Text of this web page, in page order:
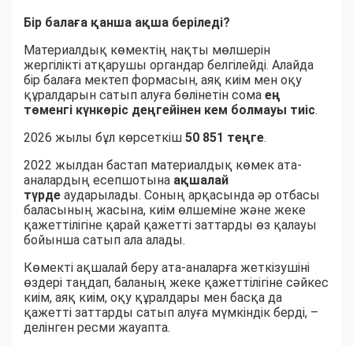
Бір балаға қанша ақша беріледі?
Материалдық көмектің нақты мөлшерін
жергілікті атқарушы органдар белгілейді. Алайда
бір балаға мектеп формасын, аяқ киім мен оқу
құралдарын сатып алуға бөлінетін сома ең
төменгі күнкөріс деңгейінен кем болмауы тиіс.
2026 жылы бұл көрсеткіш 50 851 теңге.
2022 жылдан бастап материалдық көмек ата-
аналардың есепшотына ақшалай
түрде аударылады. Соның арқасында әр отбасы
баласының жасына, киім өлшеміне және жеке
қажеттілігіне қарай қажетті заттарды өз қалауы
бойынша сатып ала алады.
Көмекті ақшалай беру ата-аналарға жеткізушіні
өздері таңдап, баланың жеке қажеттілігіне сәйкес
киім, аяқ киім, оқу құралдары мен басқа да
қажетті заттарды сатып алуға мүмкіндік берді, –
делінген ресми жауапта.